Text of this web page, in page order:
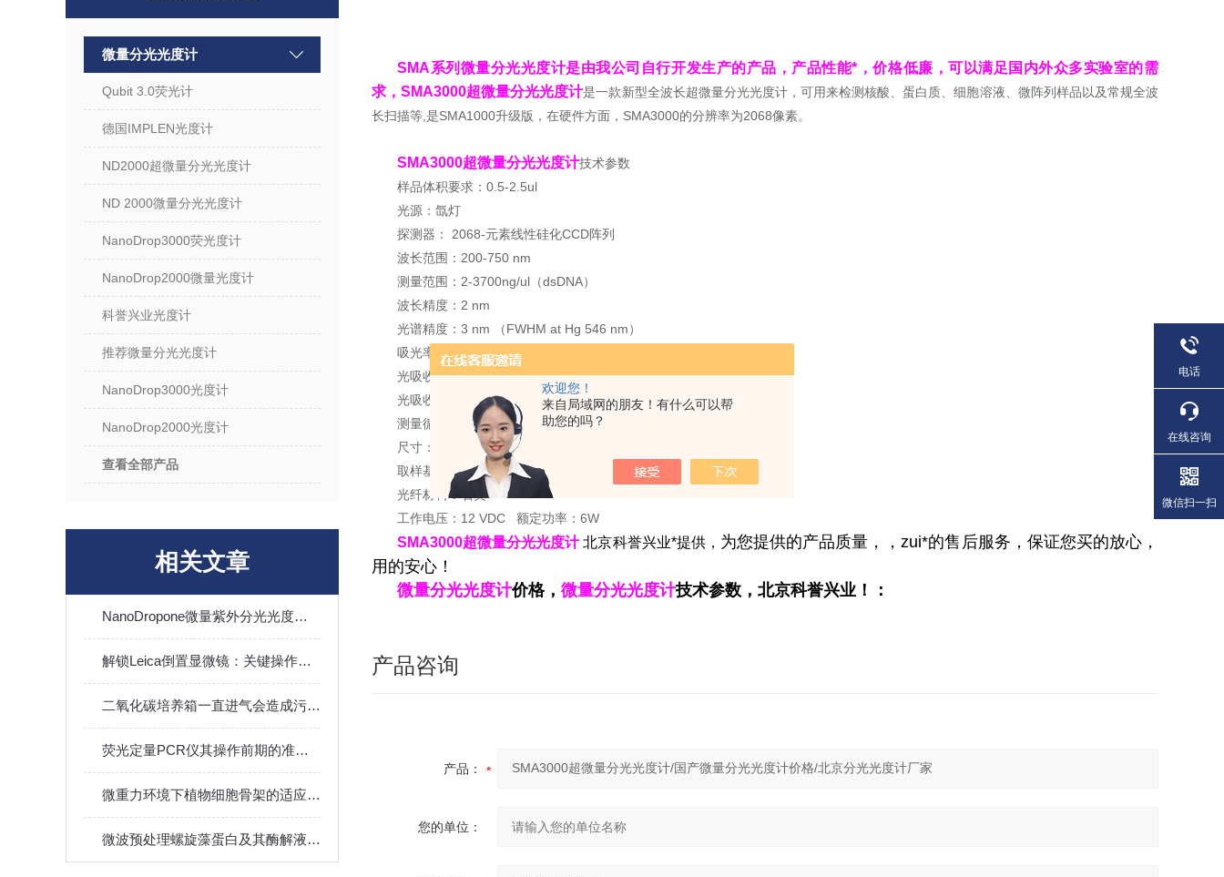
欢迎您！
来自局域网的朋友！有什么可以帮
助您的吗？
微量分光光度计
Qubit 3.0荧光计
德国IMPLEN光度计
ND2000超微量分光光度计
ND 2000微量分光光度计
NanoDrop3000荧光度计
NanoDrop2000微量光度计
科誉兴业光度计
推荐微量分光光度计
NanoDrop3000光度计
NanoDrop2000光度计
查看全部产品
相关文章
NanoDropone微量紫外分光光度计的原理与应用
解锁Leica倒置显微镜：关键操作步骤拆解，新手也能轻松上手
二氧化碳培养箱一直进气会造成污染嘛
荧光定量PCR仪其操作前期的准备工作
微重力环境下植物细胞骨架的适应性变化与机制研究
微波预处理螺旋藻蛋白及其酶解液对微失重环境下骨密度保护作用
SMA系列微量分光光度计是由我公司自行开发生产的产品，产品性能*，价格低廉，可以满足国内外众多实验室的需
求，SMA3000超微量分光光度计是一款新型全波长超微量分光光度计，可用来检测核酸、蛋白质、细胞溶液、微阵列样品以及常规全波
长扫描等,是SMA1000升级版，在硬件方面，SMA3000的分辨率为2068像素。
SMA3000超微量分光光度计技术参数
样品体积要求：0.5-2.5ul
光源：氙灯
探测器： 2068-元素线性硅化CCD阵列
波长范围：200-750 nm
测量范围：2-3700ng/ul（dsDNA）
波长精度：2 nm
光谱精度：3 nm （FWHM at Hg 546 nm）
吸光率分辨精度：0.003吸光度
光吸收准确度：2% （at 0.636 absorbance at 350nm）
光吸收范围：0.02-75 （等效于10mm）
测量循环时间：约5秒
尺寸：20 cm X 15 cm x 12 cm
取样基架材料构成：303不锈钢
光纤材料：石英
工作电压：12 VDC
额定功率：6W
SMA3000超微量分光光度计北京科誉兴业*提供， 为您提供的产品质量，，zui*的售后服务，保证您买的放心，
用的安心！
微量分光光度计价格， 微量分光光度计技术参数，北京科誉兴业！：
产品咨询
产品：
您的单位：
电话
在线咨询
微信扫一扫